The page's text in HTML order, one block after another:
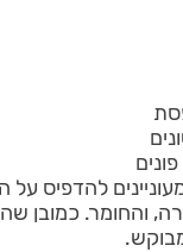
להדפיס
והחומר.